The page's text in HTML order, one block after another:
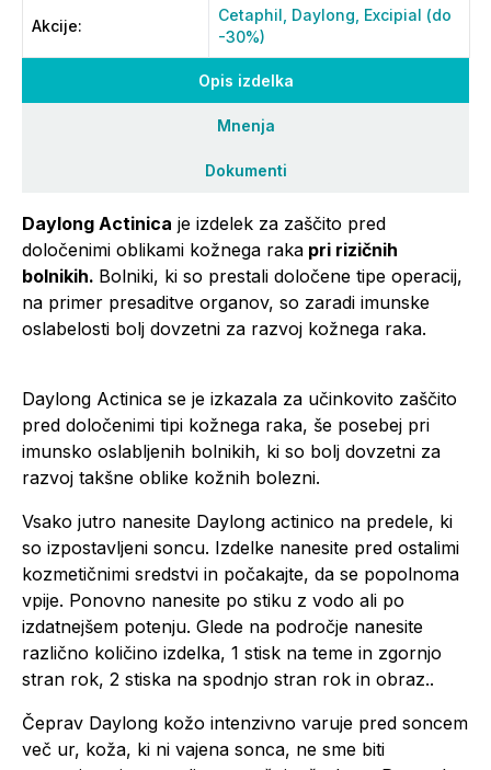
Opis izdelka
Mnenja
Dokumenti
Daylong Actinica je izdelek za zaščito pred
določenimi oblikami kožnega raka pri rizičnih
bolnikih. Bolniki, ki so prestali določene tipe operacij,
na primer presaditve organov, so zaradi imunske
oslabelosti bolj dovzetni za razvoj kožnega raka.
Daylong Actinica se je izkazala za učinkovito zaščito
pred določenimi tipi kožnega raka, še posebej pri
imunsko oslabljenih bolnikih, ki so bolj dovzetni za
razvoj takšne oblike kožnih bolezni.
Vsako jutro nanesite Daylong actinico na predele, ki
so izpostavljeni soncu. Izdelke nanesite pred ostalimi
kozmetičnimi sredstvi in počakajte, da se popolnoma
vpije. Ponovno nanesite po stiku z vodo ali po
izdatnejšem potenju. Glede na področje nanesite
različno količino izdelka, 1 stisk na teme in zgornjo
stran rok, 2 stiska na spodnjo stran rok in obraz..
Čeprav Daylong kožo intenzivno varuje pred soncem
več ur, koža, ki ni vajena sonca, ne sme biti
Akcije:
Cetaphil, Daylong, Excipial (do
-30%)